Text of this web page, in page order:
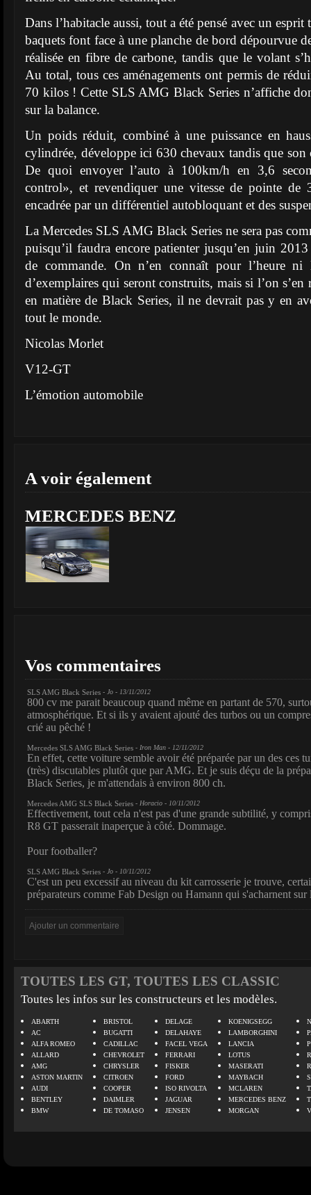
Dans l’habitacle aussi, tout a été pensé avec un esprit
baquets font face à une planche de bord dépourvue
réalisée en fibre de carbone, tandis que le volant
Au total, tous ces aménagements ont permis de
70 kilos ! Cette SLS AMG Black Series n’affiche
sur la balance.
Un poids réduit, combiné à une puissance en
cylindrée, développe ici 630 chevaux tandis que son
De quoi envoyer l’auto à 100km/h en 3,6
control», et revendiquer une vitesse de pointe de
encadrée par un différentiel autobloquant et des
La Mercedes SLS AMG Black Series ne sera pas
puisqu’il faudra encore patienter jusqu’en juin
de commande. On n’en connaît pour l’heure
d’exemplaires qui seront construits, mais si l’on
en matière de Black Series, il ne devrait pas y en
tout le monde.
Nicolas Morlet
V12-GT
L’émotion automobile
A voir également
MERCEDES BENZ
Vos commentaires
SLS AMG Black Series - Jo - 13/11/2012
800 cv me parait beaucoup quand même en partant de 570,
atmosphérique. Et si ils y avaient ajouté des turbos ou un
crié au pêché !
Mercedes SLS AMG Black Series - Iron Man - 12/11/2012
En effet, cette voiture semble avoir été préparée par un des ces
(très) discutables plutôt que par AMG. Et je suis déçu de la
Black Series, je m'attendais à environ 800 ch.
Mercedes AMG SLS Black Series - Horacio - 10/11/2012
Effectivement, tout cela n'est pas d'une grande subtilité, y
R8 GT passerait inaperçue à côté. Dommage.
Pour footballer?
SLS AMG Black Series - Jo - 10/11/2012
C'est un peu excessif au niveau du kit carrosserie je trouve,
préparateurs comme Fab Design ou Hamann qui s'acharnent sur
TOUTES LES GT, TOUTES LES CLASSIC
Toutes les infos sur les constructeurs et les modèles.
ABARTH
AC
ALFA ROMEO
ALLARD
AMG
ASTON MARTIN
AUDI
BENTLEY
BMW
BRISTOL
BUGATTI
CADILLAC
CHEVROLET
CHRYSLER
CITROEN
COOPER
DAIMLER
DE TOMASO
DELAGE
DELAHAYE
FACEL VEGA
FERRARI
FISKER
FORD
ISO RIVOLTA
JAGUAR
JENSEN
KOENIGSEGG
LAMBORGHINI
LANCIA
LOTUS
MASERATI
MAYBACH
MCLAREN
MERCEDES BENZ
MORGAN